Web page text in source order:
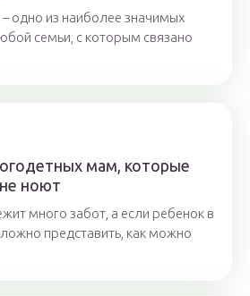
одно из наиболее значимых
семьи, с которым связано
мам, которые
ноют
много забот, а если ребенок в
представить, как можно